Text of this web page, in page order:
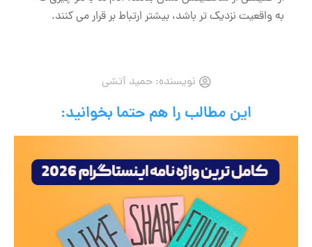
به واقعیت نزدیک تر باشد، بیشتر ارتباط بر قرار می کنند.
نویسنده:حمید آتشی
این مطالب را هم حتما بخوانید: